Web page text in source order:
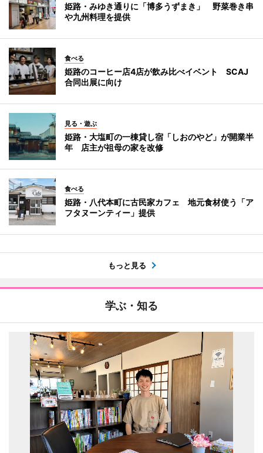
姫路・みゆき通りに「博多うずまき」 野菜巻き串
や九州料理を提供
食べる
姫路のコーヒー店4店が飲み比べイベント SCAJ
合同出展に向け
見る・遊ぶ
姫路・大塩町の一棟貸し宿「しおのやど」が開業半
年 店主が祖母の家を改修
食べる
姫路・八代本町に古民家カフェ 地元食材使う「ア
フタヌーンティー」提供
もっと見る
学ぶ・知る